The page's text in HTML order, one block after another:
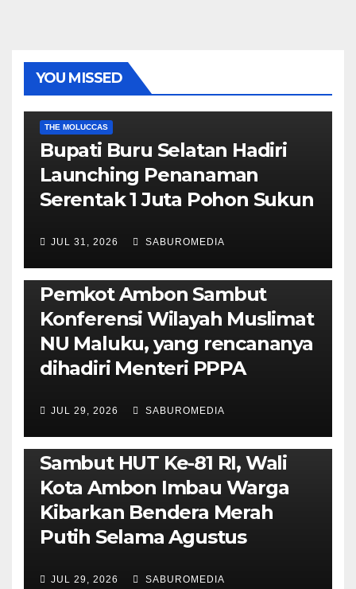
YOU MISSED
THE MOLUCCAS
Bupati Buru Selatan Hadiri
Launching Penanaman
Serentak 1 Juta Pohon Sukun
JUL 31, 2026 SABUROMEDIA
AMBON METRO JURNALISME AKTIVIS
POLITIK & PEMERINTAHAN
Pemkot Ambon Sambut
Konferensi Wilayah Muslimat
NU Maluku, yang rencananya
dihadiri Menteri PPPA
JUL 29, 2026 SABUROMEDIA
AMBON METRO POLITIK & PEMERINTAHAN
Sambut HUT Ke-81 RI, Wali
Kota Ambon Imbau Warga
Kibarkan Bendera Merah
Putih Selama Agustus
JUL 29, 2026 SABUROMEDIA
PENDIDIKAN & OLAHRAGA THE MOLUCCAS